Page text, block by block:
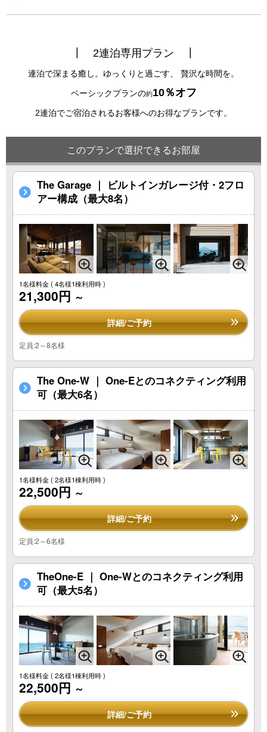
2連泊専用プラン ┃
連泊で深まる癒し。ゆっくりと過ごす、 贅沢な時間を。
ベーシックプランの約10％オフ
2連泊でご宿泊されるお客様へのお得なプランです。
このプランで選択できるお部屋
The Garage ｜ ビルトインガレージ付・2フロ
アー構成（最大8名）
1名様料金( 4名様1棟利用時 )
21,300円 ～
詳細/ご予約
定員:2～8名様
The One-W ｜ One-Eとのコネクティング利用
可（最大6名）
1名様料金( 2名様1棟利用時 )
22,500円 ～
詳細/ご予約
定員:2～6名様
TheOne-E ｜ One-Wとのコネクティング利用
可（最大5名）
1名様料金( 2名様1棟利用時 )
22,500円 ～
詳細/ご予約